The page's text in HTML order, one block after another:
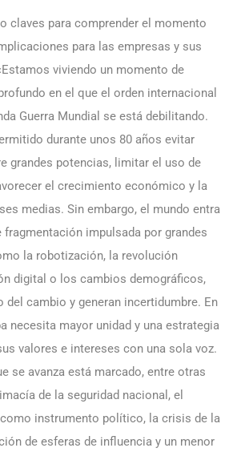
claves para comprender el momento
para las empresas y sus
viviendo un momento de
en el que el orden internacional
Guerra Mundial se está debilitando.
durante unos 80 años evitar
grandes potencias, limitar el uso de
el crecimiento económico y la
medias. Sin embargo, el mundo entra
fragmentación impulsada por grandes
la robotización, la revolución
digital o los cambios demográficos,
del cambio y generan incertidumbre. En
necesita mayor unidad y una estrategia
valores e intereses con una sola voz.
se avanza está marcado, entre otras
de la seguridad nacional, el
instrumento político, la crisis de la
de esferas de influencia y un menor